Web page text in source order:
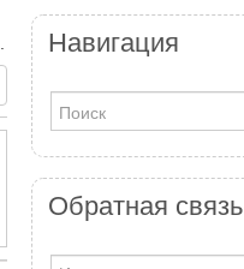
Навигация
Обратная связь